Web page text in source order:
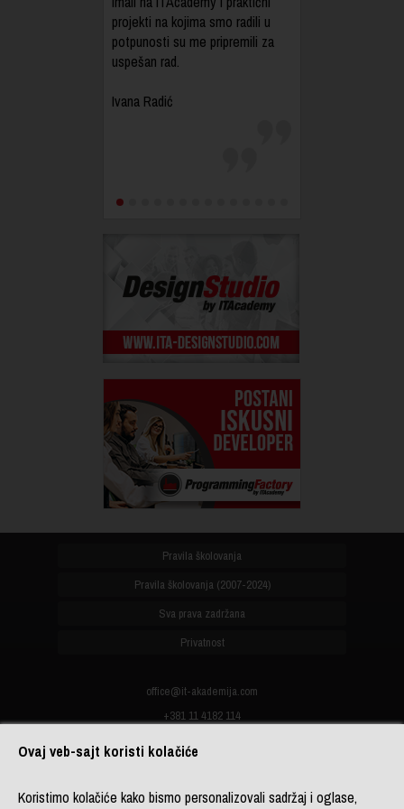
projekti na kojima smo radili u
potpunosti su me pripremili za
uspešan rad.
Ivana Radić
obrazovanje, koje se kao infuzija
uliva u čoveka i tera ga da ide
dalje i traži više.
Milan Momčilović
Pravila školovanja
Pravila školovanja (2007-2024)
Sva prava zadržana
Privatnost
office@it-akademija.com
+381 11 4182 114
Ovaj veb-sajt koristi kolačiće
Koristimo kolačiće kako bismo personalizovali sadržaj i oglase,